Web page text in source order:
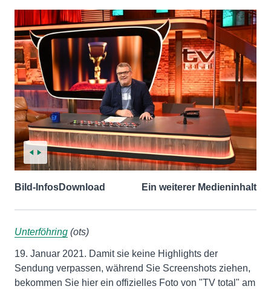
Bild-InfosDownload Ein weiterer Medieninhalt
Unterföhring (ots)
19. Januar 2021. Damit sie keine Highlights der
Sendung verpassen, während Sie Screenshots ziehen,
bekommen Sie hier ein offizielles Foto von "TV total" am